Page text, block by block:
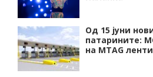
Од 15 јуни
патарините:
на MTAG